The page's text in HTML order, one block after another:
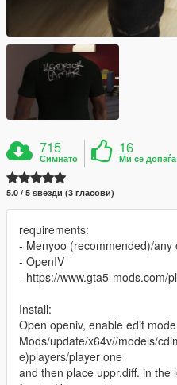
715
Симнато
16
Ми се допаѓа
5.0 / 5 ѕвезди (3 гласови)
requirements:
- Menyoo (recommended)/any
- OpenIV
- https://www.gta5-mods.com/
Install:
Open openiv, enable edit
Mods/update/x64v//models/
e)players/player one
and then place uppr.diff. in the